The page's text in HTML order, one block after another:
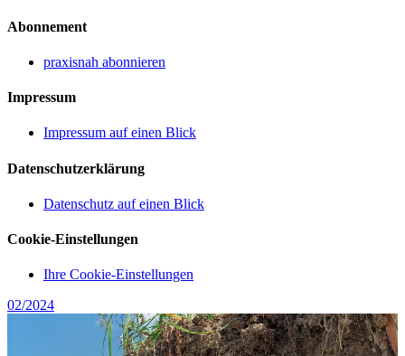
Abonnement
praxisnah abonnieren
Impressum
Impressum auf einen Blick
Datenschutzerklärung
Datenschutz auf einen Blick
Cookie-Einstellungen
Ihre Cookie-Einstellungen
02/2024